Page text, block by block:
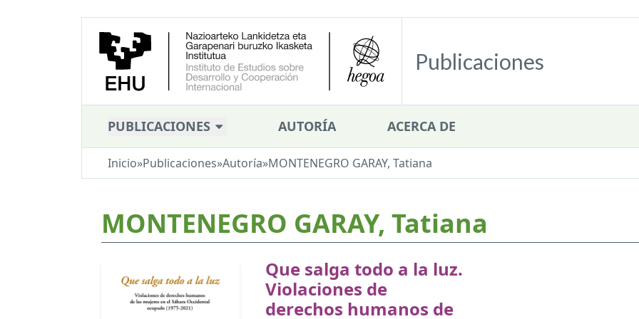
Publicaciones
PUBLICACIONES AUTORÍA ACERCA DE
Inicio»Publicaciones»Autoría»MONTENEGRO GARAY, Tatiana
MONTENEGRO GARAY, Tatiana
Que salga todo a la luz.
Violaciones de
derechos humanos de